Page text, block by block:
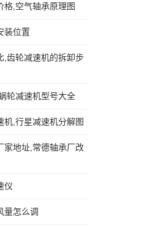
格,空气轴承原理图
装位置
,齿轮减速机的拆卸步
轮减速机型号大全
机,行星减速机分解图
家地址,常德轴承厂改
仪
量怎么调